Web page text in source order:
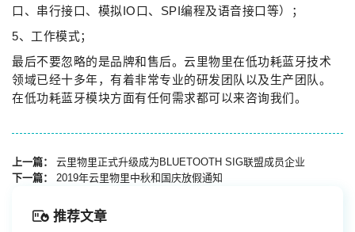
口、串行接口、模拟IO口、SPI编程及语音接口等）；
5、工作模式；
最后不要忽略的是品牌和售后。云里物里在低功耗蓝牙技术
领域已经十多年，有着非常专业的研发团队以及生产团队。
在低功耗蓝牙模块方面有任何需求都可以来咨询我们。
上一篇：
云里物里正式升级成为BLUETOOTH SIG联盟成员企业
下一篇：
2019年云里物里中秋和国庆放假通知
推荐文章